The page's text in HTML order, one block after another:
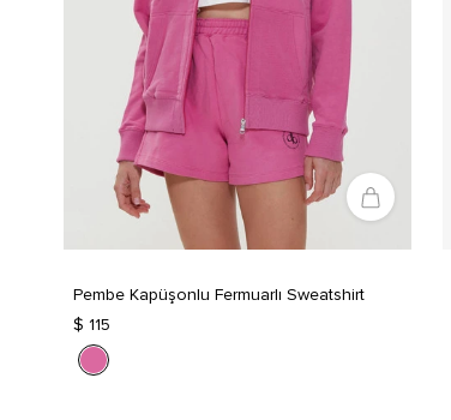
Pembe Kapüşonlu Fermuarlı Sweatshirt
$ 115